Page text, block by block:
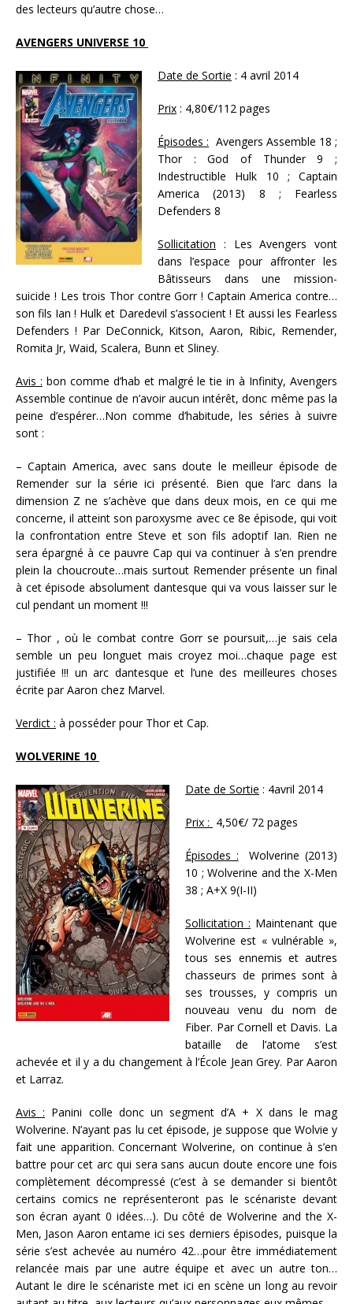
des lecteurs qu’autre chose…
AVENGERS UNIVERSE 10
Date de Sortie : 4 avril 2014
Prix : 4,80€/112 pages
Épisodes : Avengers Assemble 18 ;
Thor : God of Thunder 9 ;
Indestructible Hulk 10 ; Captain
America (2013) 8 ; Fearless
Defenders 8
Sollicitation : Les Avengers vont
dans l’espace pour affronter les
Bâtisseurs dans une mission-
suicide ! Les trois Thor contre Gorr ! Captain America contre…
son fils Ian ! Hulk et Daredevil s’associent ! Et aussi les Fearless
Defenders ! Par DeConnick, Kitson, Aaron, Ribic, Remender,
Romita Jr, Waid, Scalera, Bunn et Sliney.
Avis : bon comme d’hab et malgré le tie in à Infinity, Avengers
Assemble continue de n’avoir aucun intérêt, donc même pas la
peine d’espérer…Non comme d’habitude, les séries à suivre
sont :
– Captain America, avec sans doute le meilleur épisode de
Remender sur la série ici présenté. Bien que l’arc dans la
dimension Z ne s’achève que dans deux mois, en ce qui me
concerne, il atteint son paroxysme avec ce 8e épisode, qui voit
la confrontation entre Steve et son fils adoptif Ian. Rien ne
sera épargné à ce pauvre Cap qui va continuer à s’en prendre
plein la choucroute…mais surtout Remender présente un final
à cet épisode absolument dantesque qui va vous laisser sur le
cul pendant un moment !!!
– Thor , où le combat contre Gorr se poursuit,…je sais cela
semble un peu longuet mais croyez moi…chaque page est
justifiée !!! un arc dantesque et l’une des meilleures choses
écrite par Aaron chez Marvel.
Verdict : à posséder pour Thor et Cap.
WOLVERINE 10
Date de Sortie : 4avril 2014
Prix : 4,50€/ 72 pages
Épisodes : Wolverine (2013)
10 ; Wolverine and the X-Men
38 ; A+X 9(I-II)
Sollicitation : Maintenant que
Wolverine est « vulnérable »,
tous ses ennemis et autres
chasseurs de primes sont à
ses trousses, y compris un
nouveau venu du nom de
Fiber. Par Cornell et Davis. La
bataille de l’atome s’est
achevée et il y a du changement à l’École Jean Grey. Par Aaron
et Larraz.
Avis : Panini colle donc un segment d’A + X dans le mag
Wolverine. N’ayant pas lu cet épisode, je suppose que Wolvie y
fait une apparition. Concernant Wolverine, on continue à s’en
battre pour cet arc qui sera sans aucun doute encore une fois
complètement décompressé (c’est à se demander si bientôt
certains comics ne représenteront pas le scénariste devant
son écran ayant 0 idées…). Du côté de Wolverine and the X-
Men, Jason Aaron entame ici ses derniers épisodes, puisque la
série s’est achevée au numéro 42…pour être immédiatement
relancée mais par une autre équipe et avec un autre ton…
Autant le dire le scénariste met ici en scène un long au revoir